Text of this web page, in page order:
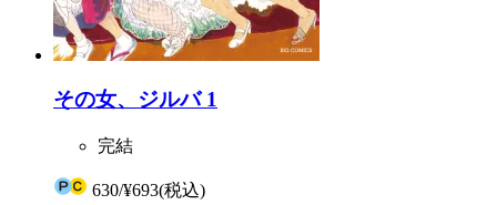
その女、ジルバ 1
完結
630/¥693(税込)